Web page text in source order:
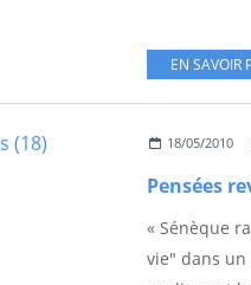
EN SAVOIR
18/05/2010
Pensées
« Sénèque
vie" dans un